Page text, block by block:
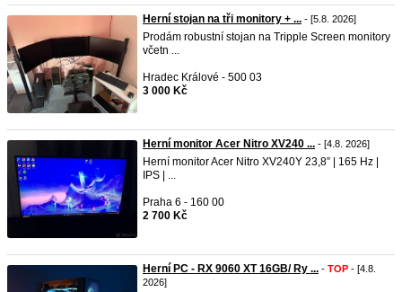
Herní stojan na tři monitory + ... - [5.8. 2026]
Prodám robustní stojan na Tripple Screen monitory
včetn ...
Hradec Králové - 500 03
3 000 Kč
Herní monitor Acer Nitro XV240 ... - [4.8. 2026]
Herní monitor Acer Nitro XV240Y 23,8” | 165 Hz |
IPS | ...
Praha 6 - 160 00
2 700 Kč
Herní PC - RX 9060 XT 16GB/ Ry ... - TOP - [4.8.
2026]